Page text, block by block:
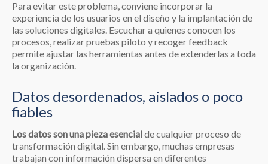
Para evitar este problema, conviene incorporar la
experiencia de los usuarios en el diseño y la implantación de
las soluciones digitales. Escuchar a quienes conocen los
procesos, realizar pruebas piloto y recoger feedback
permite ajustar las herramientas antes de extenderlas a toda
la organización.
Datos desordenados, aislados o poco
fiables
Los datos son una pieza esencialde cualquier proceso de
transformación digital. Sin embargo, muchas empresas
trabajan con información dispersa en diferentes